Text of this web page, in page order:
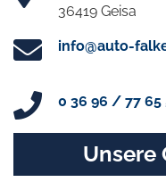
36419 Geisa
info@auto-
0 36 96 / 77 65
Unsere